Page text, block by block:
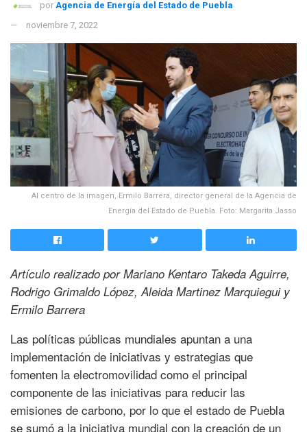
por Agencia de Energía del Estado de Puebla
noviembre 7, 2022
Al centro de la imagen, Ermilo Barrera, director general de la Agencia de
Energía del Estado de Puebla. Foto: Margarita Jasso
Artículo realizado por Mariano Kentaro Takeda Aguirre,
Rodrigo Grimaldo López, Aleida Martinez Marquiegui y
Ermilo Barrera
Las políticas públicas mundiales apuntan a una
implementación de iniciativas y estrategias que
fomenten la electromovilidad como el principal
componente de las iniciativas para reducir las
emisiones de carbono, por lo que el estado de Puebla
se sumó a la iniciativa mundial con la creación de un